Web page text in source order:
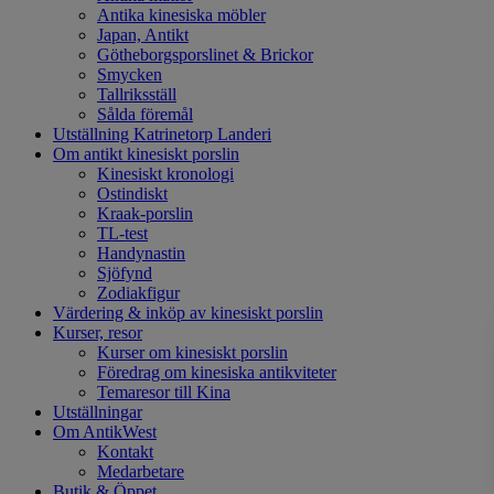
Antika kinesiska möbler
Japan, Antikt
Götheborgsporslinet & Brickor
Smycken
Tallriksställ
Sålda föremål
Utställning Katrinetorp Landeri
Om antikt kinesiskt porslin
Kinesiskt kronologi
Ostindiskt
Kraak-porslin
TL-test
Handynastin
Sjöfynd
Zodiakfigur
Värdering & inköp av kinesiskt porslin
Kurser, resor
Kurser om kinesiskt porslin
Föredrag om kinesiska antikviteter
Temaresor till Kina
Utställningar
Om AntikWest
Kontakt
Medarbetare